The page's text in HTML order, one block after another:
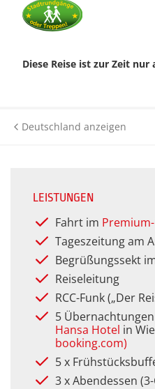
Kurreisen
Kurzreisen
Tagesfahrten &
Verwöhnurlaub
Premium Plus
(Premium)
Historie
Kontakt
Gutscheinbestellung
Häufige Fragen
Diese Reise ist zur Zeit
Deutschland anzeigen
LEISTUNGEN
Fahrt im
Tageszeitung am
Begrüßungssekt
Reiseleitung
RCC-Funk („Der
5
Hansa Hotel in
booking.com)
5 x
3 x Abendessen